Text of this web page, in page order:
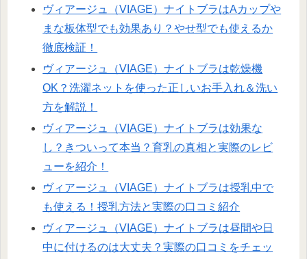
ヴィアージュ（VIAGE）ナイトブラはAカップや
まな板体型でも効果あり？やせ型でも使えるか
徹底検証！
ヴィアージュ（VIAGE）ナイトブラは乾燥機
OK？洗濯ネットを使った正しいお手入れ＆洗い
方を解説！
ヴィアージュ（VIAGE）ナイトブラは効果な
し？きついって本当？育乳の真相と実際のレビ
ューを紹介！
ヴィアージュ（VIAGE）ナイトブラは授乳中で
も使える！授乳方法と実際の口コミ紹介
ヴィアージュ（VIAGE）ナイトブラは昼間や日
中に付けるのは大丈夫？実際の口コミをチェッ